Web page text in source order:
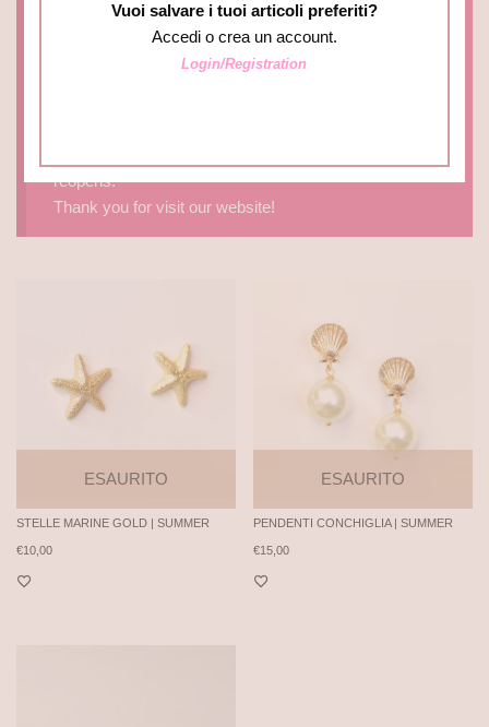
GRAZIE PER AVER VISITATO IL NOSTRO SITO!
The e-shop will be closed until AUGUST 31. In the
reopens.
Thank you for visit our website!
ESAURITO
STELLE MARINE GOLD | SUMMER
€10,00
ESAURITO
PENDENTI CONCHIGLIA | SUMMER
€15,00
Vuoi salvare i tuoi articoli preferiti?
Accedi o crea un account.
Login/Registration